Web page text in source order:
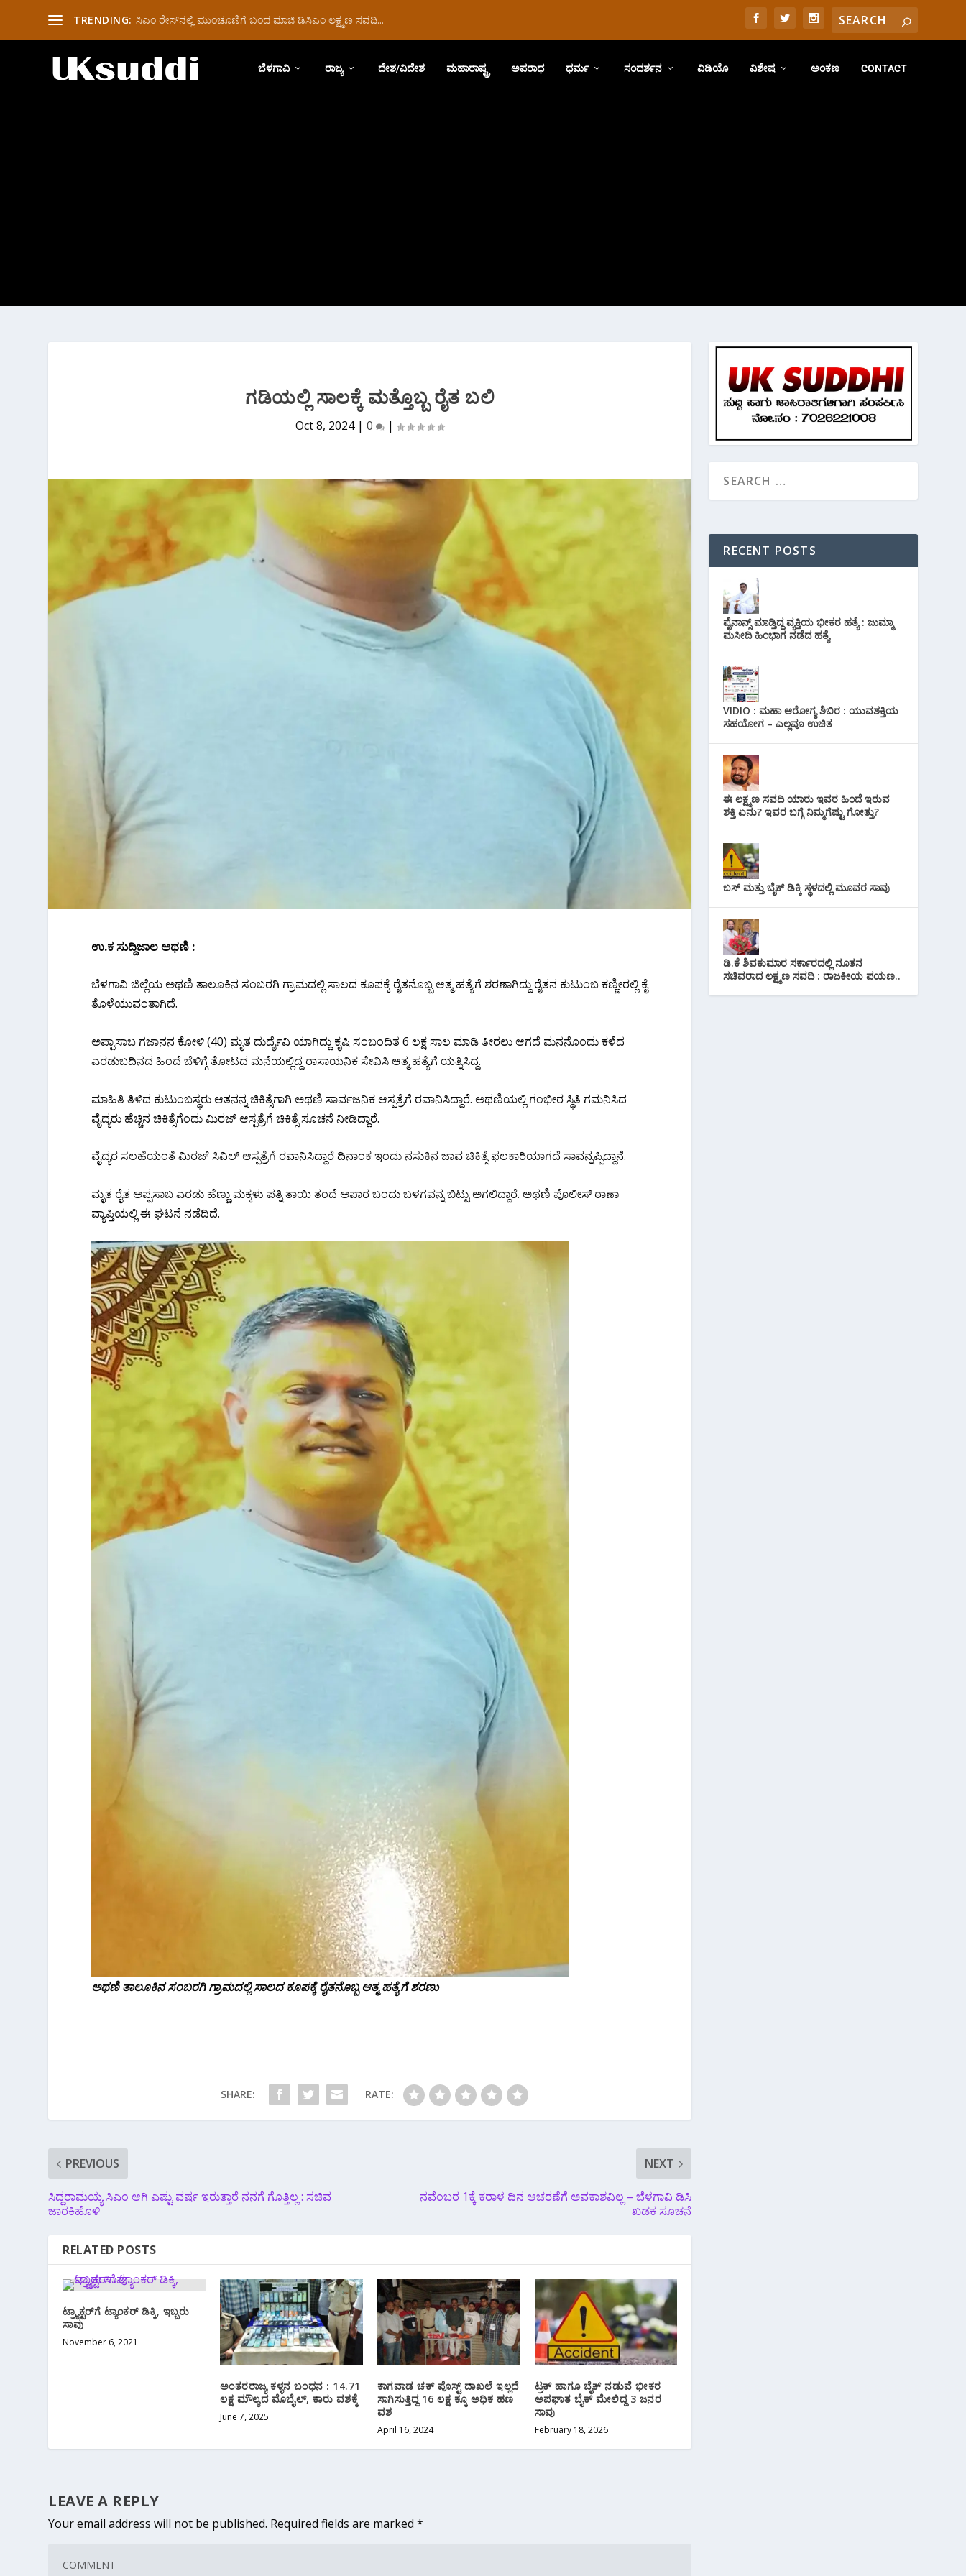
TRENDING: ಸಿಎಂ ರೇಸ್‌ನಲ್ಲಿ ಮುಂಚೂಣಿಗೆ ಬಂದ ಮಾಜಿ ಡಿಸಿಎಂ ಲಕ್ಷ್ಮಣ ಸವದಿ...
ಬೆಳಗಾವಿ ರಾಜ್ಯ ದೇಶ/ವಿದೇಶ ಮಹಾರಾಷ್ಟ್ರ ಅಪರಾಧ ಧರ್ಮ ಸಂದರ್ಶನ ವಿಡಿಯೊ ವಿಶೇಷ ಅಂಕಣ CONTACT
ಗಡಿಯಲ್ಲಿ ಸಾಲಕ್ಕೆ ಮತ್ತೊಬ್ಬ ರೈತ ಬಲಿ
Oct 8, 2024|0 |
ಉ.ಕ ಸುದ್ದಿಜಾಲ‌ ಅಥಣಿ‌ :
ಬೆಳಗಾವಿ ಜಿಲ್ಲೆಯ ಅಥಣಿ ತಾಲೂಕಿನ ಸಂಬರಗಿ ಗ್ರಾಮದಲ್ಲಿ ಸಾಲದ ಕೂಪಕ್ಕೆ ರೈತನೊಬ್ಬ ಆತ್ಮ ಹತ್ಯೆಗೆ ಶರಣಾಗಿದ್ದು ರೈತನ ಕುಟುಂಬ ಕಣ್ಣೀರಲ್ಲಿ ಕೈ
ತೊಳೆಯುವಂತಾಗಿದೆ.
ಅಪ್ಪಾಸಾಬ ಗಜಾನನ ಕೋಳಿ (40) ಮೃತ ದುರ್ದೈವಿ ಯಾಗಿದ್ದು ಕೃಷಿ ಸಂಬಂದಿತ 6 ಲಕ್ಷ ಸಾಲ ಮಾಡಿ ತೀರಲು ಆಗದೆ ಮನನೊಂದು ಕಳೆದ
ಎರಡುಬದಿನದ ಹಿಂದೆ ಬೆಳಿಗ್ಗೆ ತೋಟದ ಮನೆಯಲ್ಲಿದ್ದ ರಾಸಾಯನಿಕ ಸೇವಿಸಿ ಆತ್ಮ ಹತ್ಯೆಗೆ ಯತ್ನಿಸಿದ್ದ.
ಮಾಹಿತಿ ತಿಳಿದ ಕುಟುಂಬಸ್ಥರು ಆತನನ್ನ ಚಿಕಿತ್ಸೆಗಾಗಿ ಅಥಣಿ ಸಾರ್ವಜನಿಕ ಆಸ್ಪತ್ರೆಗೆ ರವಾನಿಸಿದ್ದಾರೆ. ಅಥಣಿಯಲ್ಲಿ ಗಂಭೀರ ಸ್ಥಿತಿ ಗಮನಿಸಿದ
ವೈದ್ಯರು ಹೆಚ್ಚಿನ ಚಿಕಿತ್ಸೆಗೆಂದು ಮಿರಜ್ ಆಸ್ಪತ್ರೆಗೆ ಚಿಕಿತ್ಸೆ ಸೂಚನೆ ನೀಡಿದ್ದಾರೆ.
ವೈದ್ಯರ ಸಲಹೆಯಂತೆ ಮಿರಜ್ ಸಿವಿಲ್ ಆಸ್ಪತ್ರೆಗೆ ರವಾನಿಸಿದ್ದಾರೆ ದಿನಾಂಕ ಇಂದು‌ ನಸುಕಿನ ಜಾವ ಚಿಕಿತ್ಸೆ ಫಲಕಾರಿಯಾಗದೆ ಸಾವನ್ನಪ್ಪಿದ್ದಾನೆ.
ಮೃತ ರೈತ ಅಪ್ಪಸಾಬ ಎರಡು ಹೆಣ್ಣು ಮಕ್ಕಳು ಪತ್ನಿ ತಾಯಿ ತಂದೆ ಅಪಾರ ಬಂದು ಬಳಗವನ್ನ ಬಿಟ್ಟು ಅಗಲಿದ್ದಾರೆ. ಅಥಣಿ ಪೊಲೀಸ್ ಠಾಣಾ
ವ್ಯಾಪ್ತಿಯಲ್ಲಿ ಈ ಘಟನೆ ನಡೆದಿದೆ.
ಅಥಣಿ ತಾಲೂಕಿನ ಸಂಬರಗಿ ಗ್ರಾಮದಲ್ಲಿ ಸಾಲದ ಕೂಪಕ್ಕೆ ರೈತನೊಬ್ಬ ಆತ್ಮ ಹತ್ಯೆಗೆ ಶರಣು
SHARE: RATE:
PREVIOUS
ಸಿದ್ದರಾಮಯ್ಯ ಸಿಎಂ ಆಗಿ ಎಷ್ಟು ವರ್ಷ ಇರುತ್ತಾರೆ ನನಗೆ ಗೊತ್ತಿಲ್ಲ : ಸಚಿವ
ಜಾರಕಿಹೊಳಿ
NEXT
ನವೆಂಬರ 1ಕ್ಕೆ ಕರಾಳ ದಿನ ಆಚರಣೆಗೆ ಅವಕಾಶವಿಲ್ಲ – ಬೆಳಗಾವಿ ಡಿಸಿ
ಖಡಕ ಸೂಚನೆ
RELATED POSTS
ಟ್ರ್ಯಾಕ್ಟರ್‌ಗೆ ಟ್ಯಾಂಕರ್‌ ಡಿಕ್ಕಿ, ಇಬ್ಬರು
ಸಾವು
November 6, 2021
ಅಂತರರಾಜ್ಯ ಕಳ್ಳನ ಬಂಧನ : 14.71
ಲಕ್ಷ ಮೌಲ್ಯದ ಮೊಬೈಲ್, ಕಾರು ವಶಕ್ಕೆ
June 7, 2025
ಕಾಗವಾಡ ಚಕ್ ಪೊಸ್ಟ್ ದಾಖಲೆ ಇಲ್ಲದೆ
ಸಾಗಿಸುತ್ತಿದ್ದ 16 ಲಕ್ಷ ಕ್ಕೂ ಅಧಿಕ‌ ಹಣ
ವಶ
April 16, 2024
ಟ್ರಕ್ ಹಾಗೂ ಬೈಕ್ ನಡುವೆ ಭೀಕರ
ಅಪಘಾತ ಬೈಕ್ ಮೇಲಿದ್ದ 3 ಜನರ
ಸಾವು
February 18, 2026
LEAVE A REPLY
Your email address will not be published. Required fields are marked*
RECENT POSTS
ಪೈನಾನ್ಸ್ ಮಾಡ್ತಿದ್ದ ವ್ಯಕ್ತಿಯ ಭೀಕರ‌ ಹತ್ಯೆ : ಜುಮ್ಮಾ
ಮಸೀದಿ ಹಿಂಭಾಗ ನಡೆದ ಹತ್ಯೆ
VIDIO : ಮಹಾ ಆರೋಗ್ಯ ಶಿಬಿರ : ಯುವಶಕ್ತಿಯ
ಸಹಯೋಗ – ಎಲ್ಲವೂ ಉಚಿತ
ಈ ಲಕ್ಷ್ಮಣ ಸವದಿ ಯಾರು ಇವರ ಹಿಂದೆ ಇರುವ
ಶಕ್ತಿ ಏನು? ಇವರ ಬಗ್ಗೆ ನಿಮ್ಮಗೆಷ್ಟು ಗೋತ್ತು?
ಬಸ್ ಮತ್ತು ಬೈಕ್ ಡಿಕ್ಕಿ ಸ್ಥಳದಲ್ಲಿ ಮೂವರ ಸಾವು
ಡಿ.ಕೆ ಶಿವಕುಮಾರ ಸರ್ಕಾರದಲ್ಲಿ ನೂತನ
ಸಚಿವರಾದ ಲಕ್ಷ್ಮಣ ಸವದಿ : ರಾಜಕೀಯ ಪಯಣ..